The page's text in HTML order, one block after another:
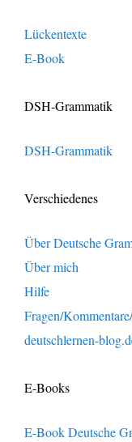
Lückentexte
E-Book
DSH-Grammatik
DSH-Grammatik
Verschiedenes
Über Deutsche
Über mich
Hilfe
Fragen/
deutschlernen-
E-Books
E-Book Deutsche